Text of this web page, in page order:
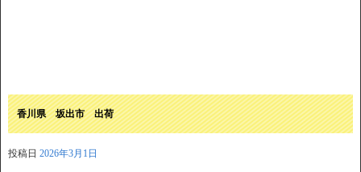
香川県 坂出市 出荷
投稿日 2026年3月1日